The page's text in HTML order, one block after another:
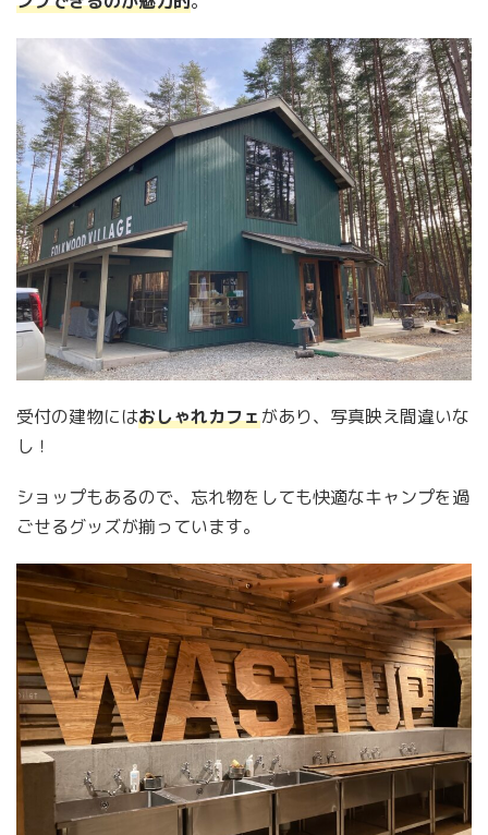
受付の建物にはおしゃれカフェがあり、写真映え間違いな
し！
ショップもあるので、忘れ物をしても快適なキャンプを過
ごせるグッズが揃っています。